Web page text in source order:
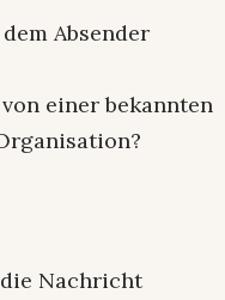
Absender
einer bekannten
Nachricht